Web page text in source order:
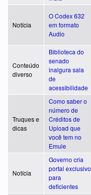
Notícia
O Codex 632
em formato
Audio
Conteúdo
diverso
Biblioteca do
senado
inalgura sala
de
acessibilidade
Truques e
dicas
Como saber o
número de
Créditos de
Upload que
você tem no
Emule
Notícia
Governo cria
portal exclusivo
para
deficientes